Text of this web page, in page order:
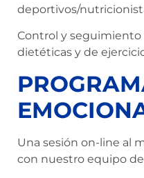
deportivos/
Control y
dietéticas y de
Una sesión on-line al
con nuestro equipo